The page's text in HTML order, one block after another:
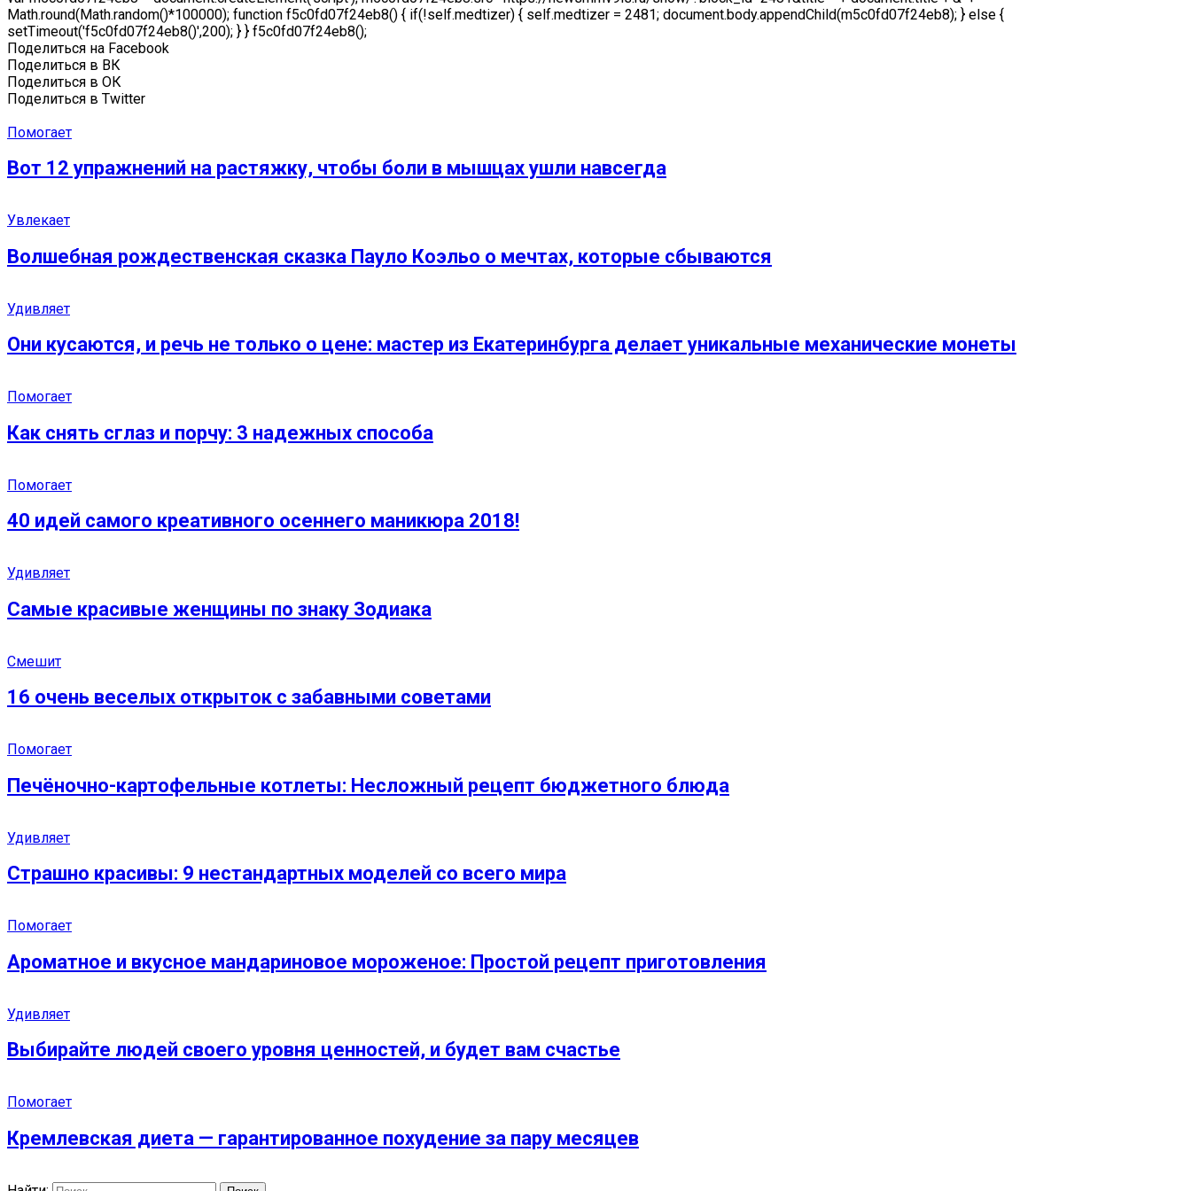
Math.round(Math.random()*100000); function f5c0fd07f24eb8() { if(!self.medtizer) { self.medtizer = 2481; document.body.appendChild(m5c0fd07f24eb8); } else {
setTimeout('f5c0fd07f24eb8()',200); } } f5c0fd07f24eb8();
Поделиться на Facebook
Поделиться в ВК
Поделиться в ОК
Поделиться в Twitter
Помогает
Вот 12 упражнений на растяжку, чтобы боли в мышцах ушли навсегда
Увлекает
Волшебная рождественская сказка Пауло Коэльо о мечтах, которые сбываются
Удивляет
Они кусаются, и речь не только о цене: мастер из Екатеринбурга делает уникальные механические монеты
Помогает
Как снять сглаз и порчу: 3 надежных способа
Помогает
40 идей самого креативного осеннего маникюра 2018!
Удивляет
Самые красивые женщины по знаку Зодиака
Смешит
16 очень веселых открыток с забавными советами
Помогает
Печёночно-картофельные котлеты: Несложный рецепт бюджетного блюда
Удивляет
Страшно красивы: 9 нестандартных моделей со всего мира
Помогает
Ароматное и вкусное мандариновое мороженое: Простой рецепт приготовления
Удивляет
Выбирайте людей своего уровня ценностей, и будет вам счастье
Помогает
Кремлевская диета — гарантированное похудение за пару месяцев